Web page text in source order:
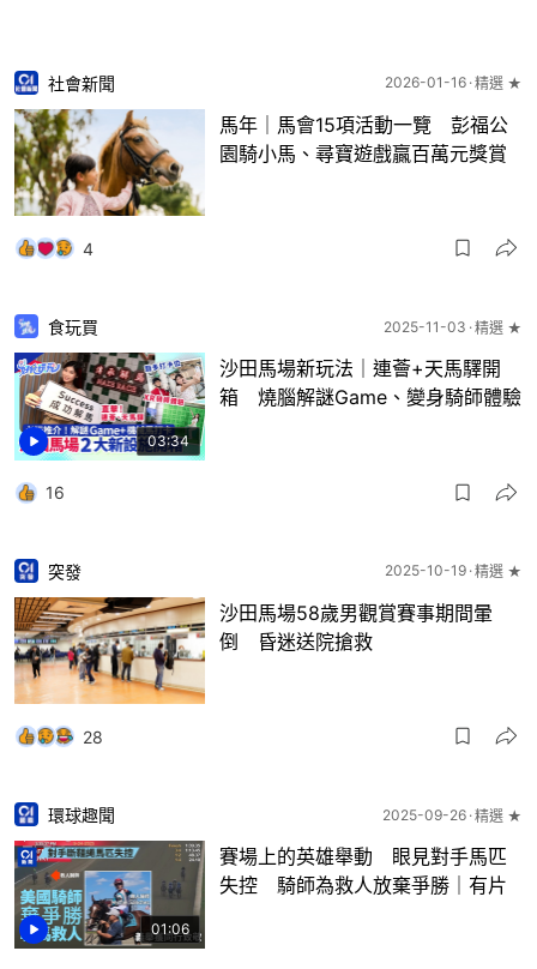
社會新聞 2026-01-16 精選 ★
馬年｜馬會15項活動一覽 彭福公
園騎小馬、尋寶遊戲贏百萬元獎賞
4
03:34
食玩買 2025-11-03 精選 ★
沙田馬場新玩法｜連薈+天馬驛開
箱 燒腦解謎Game、變身騎師體驗
16
突發 2025-10-19 精選 ★
沙田馬場58歲男觀賞賽事期間暈
倒 昏迷送院搶救
28
01:06
環球趣聞 2025-09-26 精選 ★
賽場上的英雄舉動 眼見對手馬匹
失控 騎師為救人放棄爭勝｜有片